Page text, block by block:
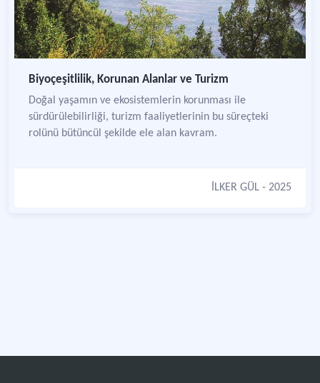
Biyoçeşitlilik, Korunan Alanlar ve Turizm
Doğal yaşamın ve ekosistemlerin korunması ile
sürdürülebilirliği, turizm faaliyetlerinin bu süreçteki
rolünü bütüncül şekilde ele alan kavram.
İLKER GÜL - 2025